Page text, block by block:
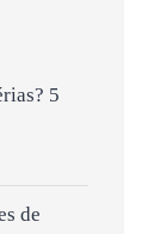
5
de